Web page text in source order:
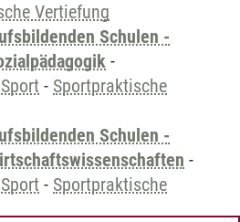
Vertiefung
Schulen -
-
- Sportpraktische
Schulen -
-
- Sportpraktische